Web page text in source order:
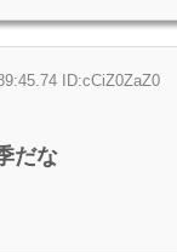
ID:cCiZ0ZaZ0
だな